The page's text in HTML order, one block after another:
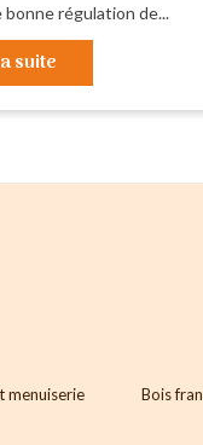
bonne régulation de...
suite
menuiserie
Bois